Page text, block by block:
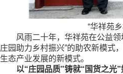
“华祥苑
风雨二十年，华祥苑在公益
庄园助力乡村振兴”的助农新模式
生态产业发展的新模式。
以“庄园品质”铸就“国货之光